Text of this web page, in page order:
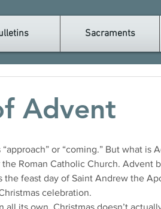
Sacraments
Advent
Roman Catholic Church. Advent
feast day of Saint Andrew the
celebration.
all its own. Christmas doesn’t